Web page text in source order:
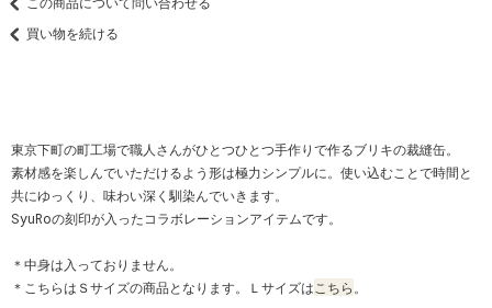
買い物を続ける
東京下町の町工場で職人さんがひとつひとつ手作りで作るブリキの裁縫缶。
素材感を楽しんでいただけるよう形は極力シンプルに。使い込むことで時間と
共にゆっくり、味わい深く馴染んでいきます。
SyuRoの刻印が入ったコラボレーションアイテムです。
＊中身は入っておりません。
＊こちらはＳサイズの商品となります。Ｌサイズは こちら 。